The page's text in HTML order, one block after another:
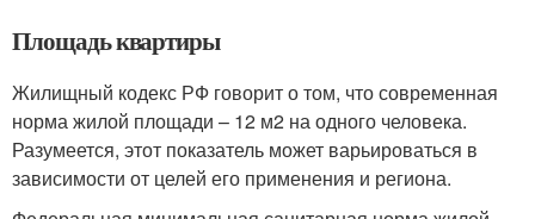
Площадь квартиры
Жилищный кодекс РФ говорит о том, что современная
норма жилой площади – 12 м2 на одного человека.
Разумеется, этот показатель может варьироваться в
зависимости от целей его применения и региона.